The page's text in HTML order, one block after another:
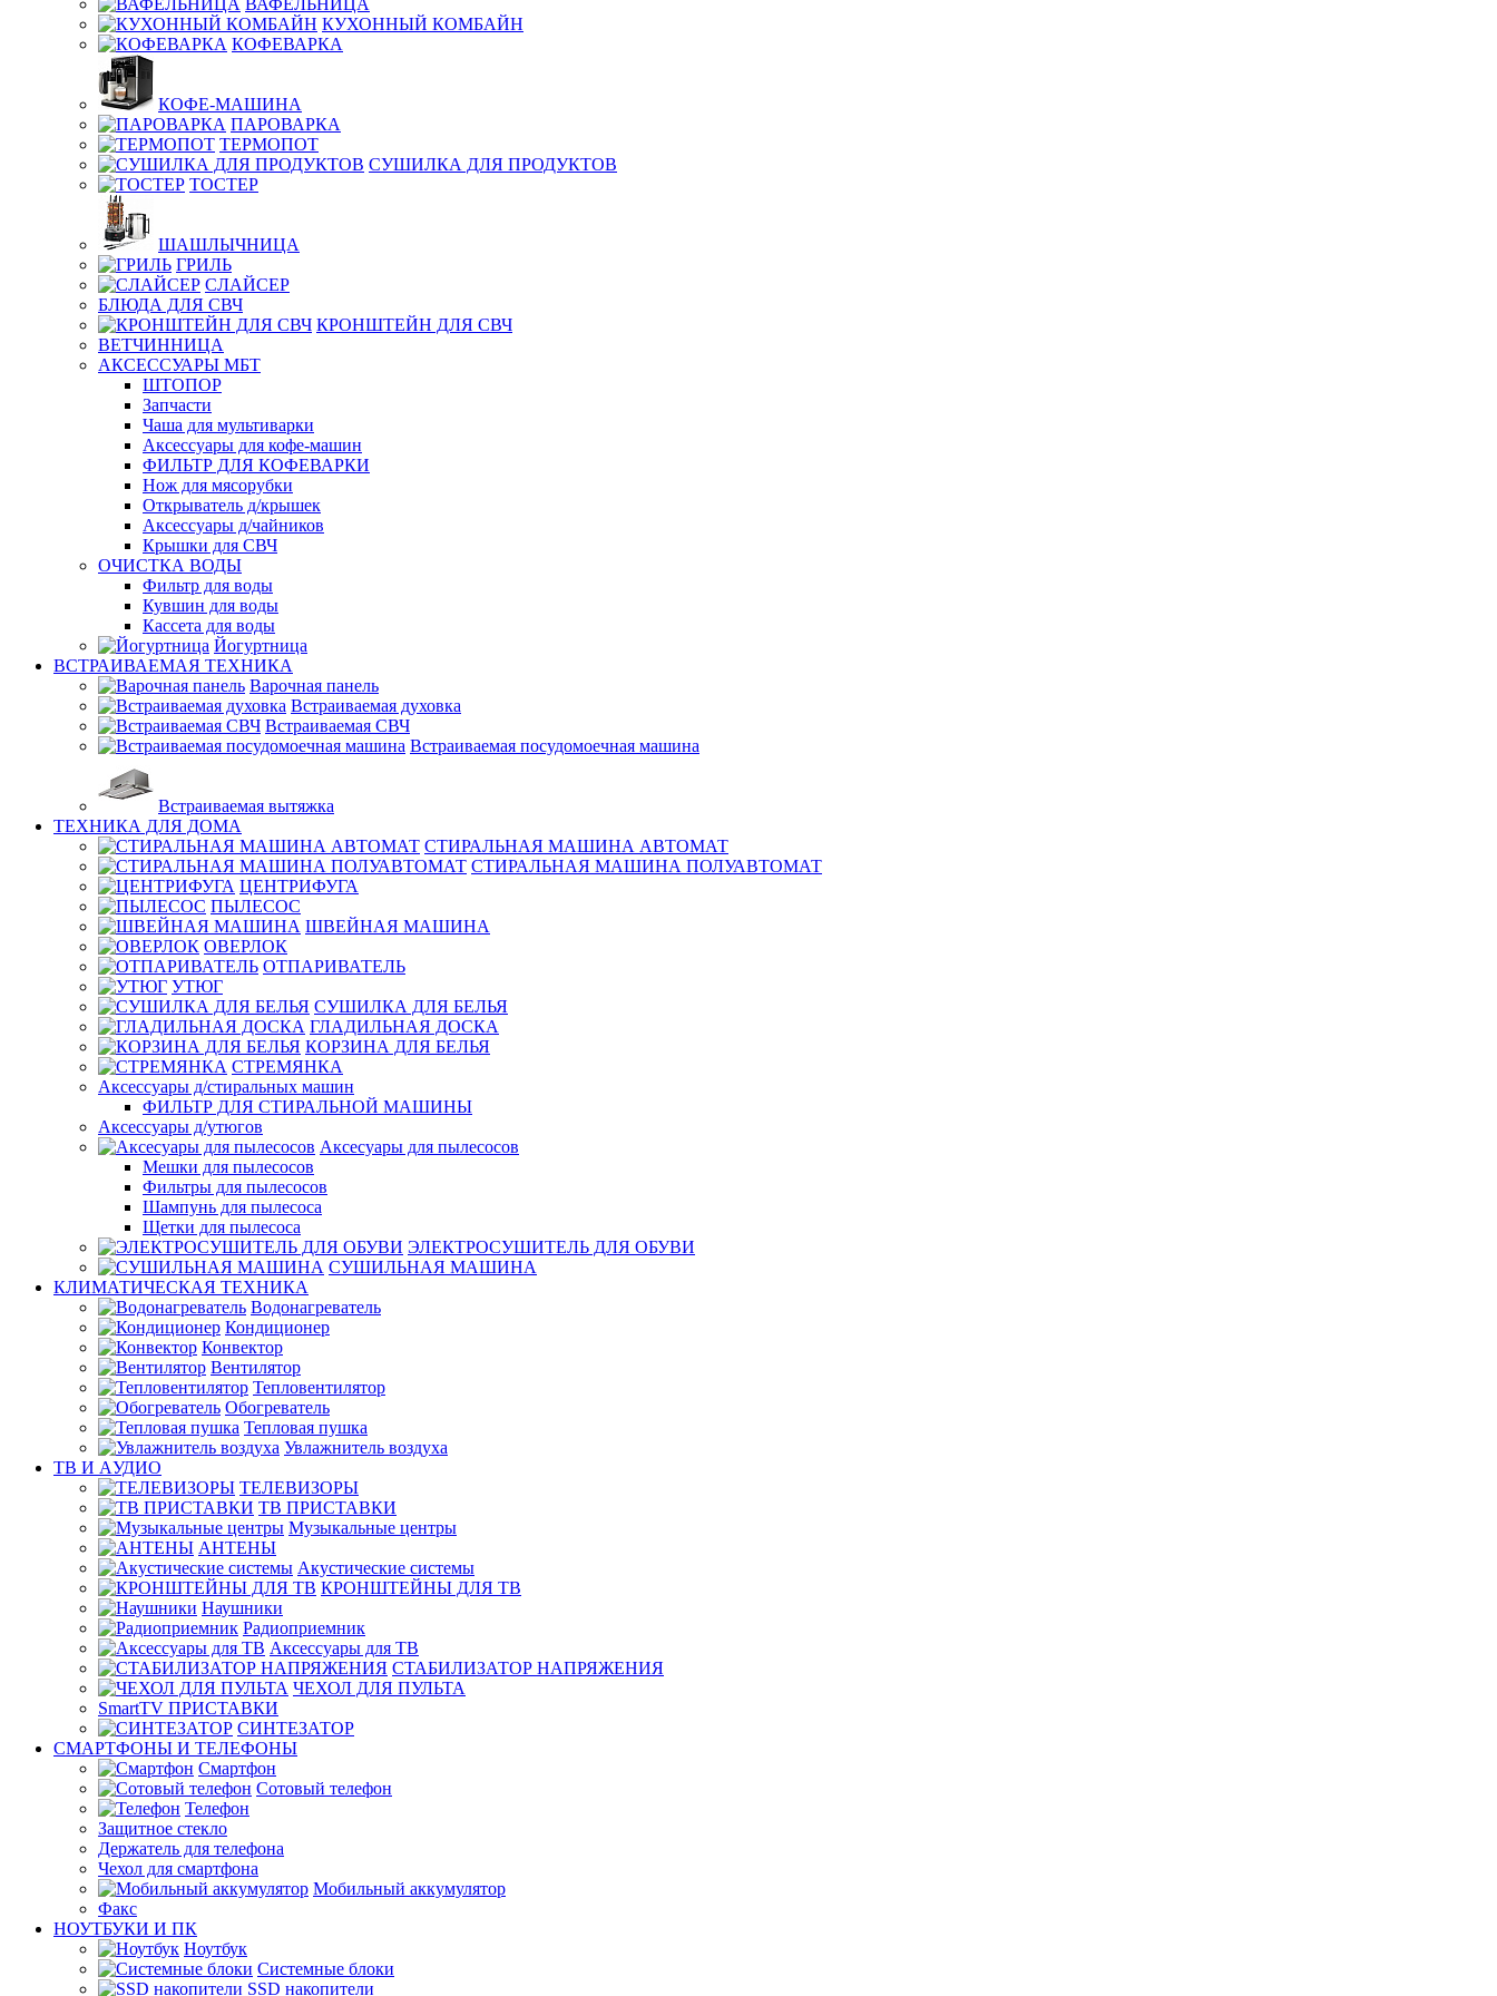
ВАФЕЛЬНИЦА
КУХОННЫЙ КОМБАЙН
КОФЕВАРКА
КОФЕ-МАШИНА
ПАРОВАРКА
ТЕРМОПОТ
СУШИЛКА ДЛЯ ПРОДУКТОВ
ТОСТЕР
ШАШЛЫЧНИЦА
ГРИЛЬ
СЛАЙСЕР
БЛЮДА ДЛЯ СВЧ
КРОНШТЕЙН ДЛЯ СВЧ
ВЕТЧИННИЦА
АКСЕССУАРЫ МБТ
ШТОПОР
Запчасти
Чаша для мультиварки
Аксессуары для кофе-машин
ФИЛЬТР ДЛЯ КОФЕВАРКИ
Нож для мясорубки
Открыватель д/крышек
Аксессуары д/чайников
Крышки для СВЧ
ОЧИСТКА ВОДЫ
Фильтр для воды
Кувшин для воды
Кассета для воды
Йогуртница
ВСТРАИВАЕМАЯ ТЕХНИКА
Варочная панель
Встраиваемая духовка
Встраиваемая СВЧ
Встраиваемая посудомоечная машина
Встраиваемая вытяжка
ТЕХНИКА ДЛЯ ДОМА
СТИРАЛЬНАЯ МАШИНА АВТОМАТ
СТИРАЛЬНАЯ МАШИНА ПОЛУАВТОМАТ
ЦЕНТРИФУГА
ПЫЛЕСОС
ШВЕЙНАЯ МАШИНА
ОВЕРЛОК
ОТПАРИВАТЕЛЬ
УТЮГ
СУШИЛКА ДЛЯ БЕЛЬЯ
ГЛАДИЛЬНАЯ ДОСКА
КОРЗИНА ДЛЯ БЕЛЬЯ
СТРЕМЯНКА
Аксессуары д/стиральных машин
ФИЛЬТР ДЛЯ СТИРАЛЬНОЙ МАШИНЫ
Аксессуары д/утюгов
Аксесуары для пылесосов
Мешки для пылесосов
Фильтры для пылесосов
Шампунь для пылесоса
Щетки для пылесоса
ЭЛЕКТРОСУШИТЕЛЬ ДЛЯ ОБУВИ
СУШИЛЬНАЯ МАШИНА
КЛИМАТИЧЕСКАЯ ТЕХНИКА
Водонагреватель
Кондиционер
Конвектор
Вентилятор
Тепловентилятор
Обогреватель
Тепловая пушка
Увлажнитель воздуха
ТВ И AУДИО
ТЕЛЕВИЗОРЫ
ТВ ПРИСТАВКИ
Музыкальные центры
АНТЕНЫ
Акустические системы
КРОНШТЕЙНЫ ДЛЯ ТВ
Наушники
Радиоприемник
Аксессуары для ТВ
СТАБИЛИЗАТОР НАПРЯЖЕНИЯ
ЧЕХОЛ ДЛЯ ПУЛЬТА
SmartTV ПРИСТАВКИ
СИНТЕЗАТОР
СМАРТФОНЫ И ТЕЛЕФОНЫ
Смартфон
Сотовый телефон
Телефон
Защитное стекло
Держатель для телефона
Чехол для смартфона
Мобильный аккумулятор
Факс
НОУТБУКИ И ПК
Ноутбук
Системные блоки
SSD накопители